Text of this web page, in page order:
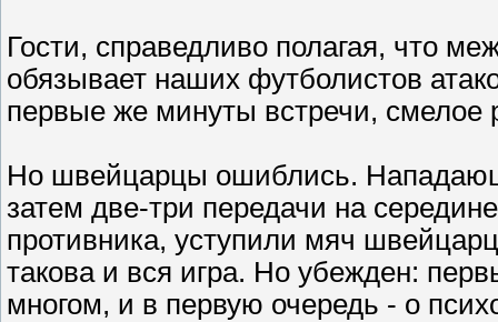
Гости, справедливо полагая, что
обязывает наших футболистов
первые же минуты встречи,
Но швейцарцы ошиблись.
затем две-три передачи на
противника, уступили мяч
такова и вся игра. Но убежден:
многом, и в первую очередь - о